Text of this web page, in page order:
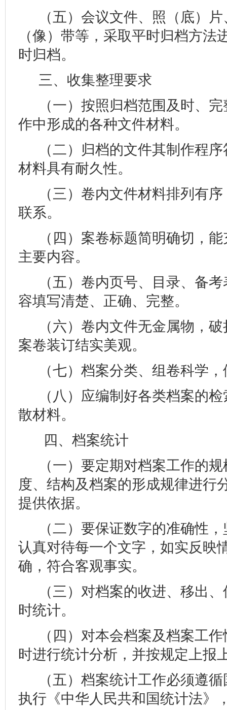
（五）会议文件、照（底）
（像）带等，采取平时归档方法
时归档。
三、收集整理要求
（一）按照归档范围及时、
作中形成的各种文件材料。
（二）归档的文件其制作程
材料具有耐久性。
（三）卷内文件材料排列有
联系。
（四）案卷标题简明确切，
主要内容。
（五）卷内页号、目录、备
容填写清楚、正确、完整。
（六）卷内文件无金属物，
案卷装订结实美观。
（七）档案分类、组卷科学
（八）应编制好各类档案的
散材料。
四、档案统计
（一）要定期对档案工作的
度、结构及档案的形成规律进行
提供依据。
（二）要保证数字的准确性
认真对待每一个文字，如实反映
确，符合客观事实。
（三）对档案的收进、移出
时统计。
（四）对本会档案及档案工
时进行统计分析，并按规定上报
（五）档案统计工作必须遵
执行《中华人民共和国统计法》